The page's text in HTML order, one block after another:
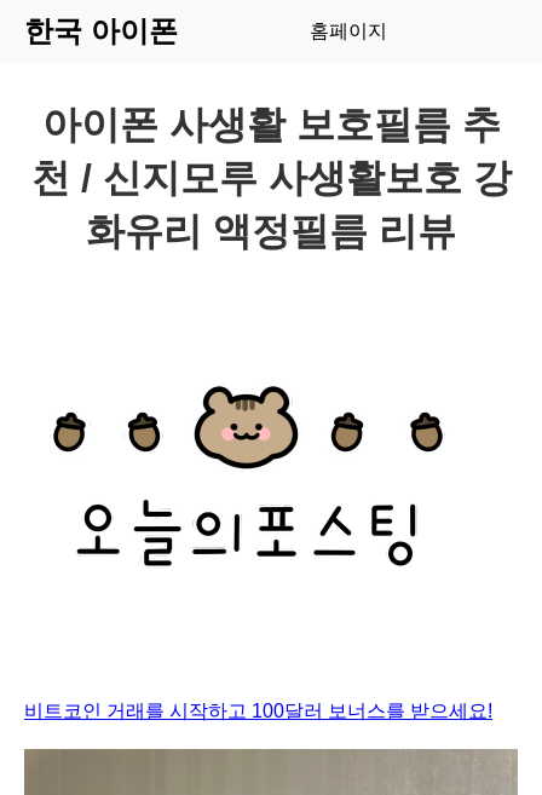
한국 아이폰 홈페이지
아이폰 사생활 보호필름 추
천 / 신지모루 사생활보호 강
화유리 액정필름 리뷰
비트코인 거래를 시작하고 100달러 보너스를 받으세요!